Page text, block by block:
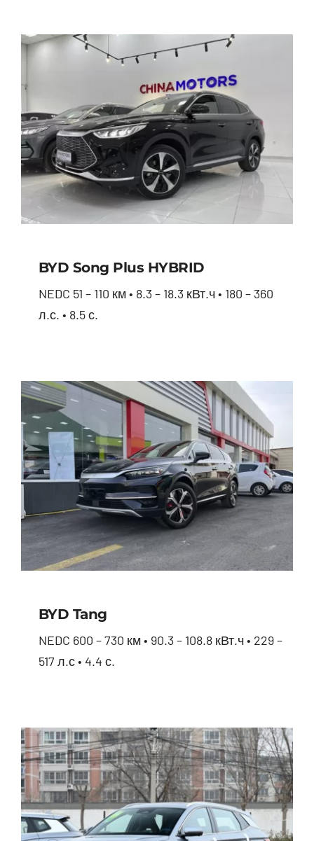
BYD Song Plus HYBRID
NEDC 51 – 110 км • 8.3 – 18.3 кВт.ч • 180 – 360
л.с. • 8.5 с.
BYD Tang
NEDC 600 – 730 км • 90.3 – 108.8 кВт.ч • 229 –
517 л.с • 4.4 с.